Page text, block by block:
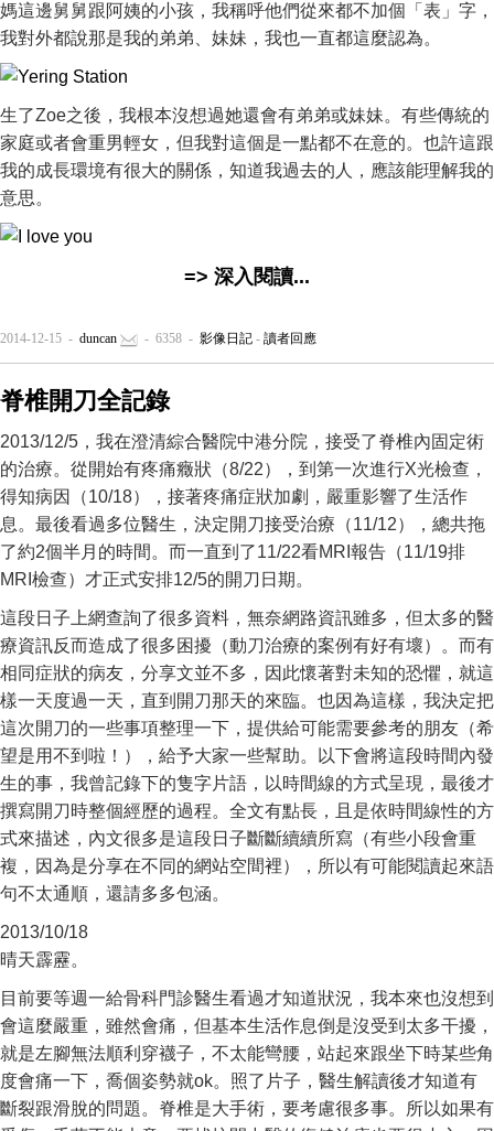
媽這邊舅舅跟阿姨的小孩，我稱呼他們從來都不加個「表」字，
我對外都說那是我的弟弟、妹妹，我也一直都這麼認為。
生了Zoe之後，我根本沒想過她還會有弟弟或妹妹。有些傳統的
家庭或者會重男輕女，但我對這個是一點都不在意的。也許這跟
我的成長環境有很大的關係，知道我過去的人，應該能理解我的
意思。
=> 深入閱讀...
2014-12-15 - duncan - 6358 - 影像日記 - 讀者回應
脊椎開刀全記錄
2013/12/5，我在澄清綜合醫院中港分院，接受了脊椎內固定術
的治療。從開始有疼痛癥狀（8/22），到第一次進行X光檢查，
得知病因（10/18），接著疼痛症狀加劇，嚴重影響了生活作
息。最後看過多位醫生，決定開刀接受治療（11/12），總共拖
了約2個半月的時間。而一直到了11/22看MRI報告（11/19排
MRI檢查）才正式安排12/5的開刀日期。
這段日子上網查詢了很多資料，無奈網路資訊雖多，但太多的醫
療資訊反而造成了很多困擾（動刀治療的案例有好有壞）。而有
相同症狀的病友，分享文並不多，因此懷著對未知的恐懼，就這
樣一天度過一天，直到開刀那天的來臨。也因為這樣，我決定把
這次開刀的一些事項整理一下，提供給可能需要參考的朋友（希
望是用不到啦！），給予大家一些幫助。以下會將這段時間內發
生的事，我曾記錄下的隻字片語，以時間線的方式呈現，最後才
撰寫開刀時整個經歷的過程。全文有點長，且是依時間線性的方
式來描述，內文很多是這段日子斷斷續續所寫（有些小段會重
複，因為是分享在不同的網站空間裡），所以有可能閱讀起來語
句不太通順，還請多多包涵。
2013/10/18
晴天霹靂。
目前要等週一給骨科門診醫生看過才知道狀況，我本來也沒想到
會這麼嚴重，雖然會痛，但基本生活作息倒是沒受到太多干擾，
就是左腳無法順利穿襪子，不太能彎腰，站起來跟坐下時某些角
度會痛一下，喬個姿勢就ok。照了片子，醫生解讀後才知道有
斷裂跟滑脫的問題。脊椎是大手術，要考慮很多事。所以如果有